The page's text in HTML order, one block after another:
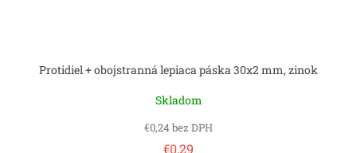
Protidiel + obojstranná lepiaca páska 30x2 mm, zinok
Skladom
€0,24 bez DPH
€0,29